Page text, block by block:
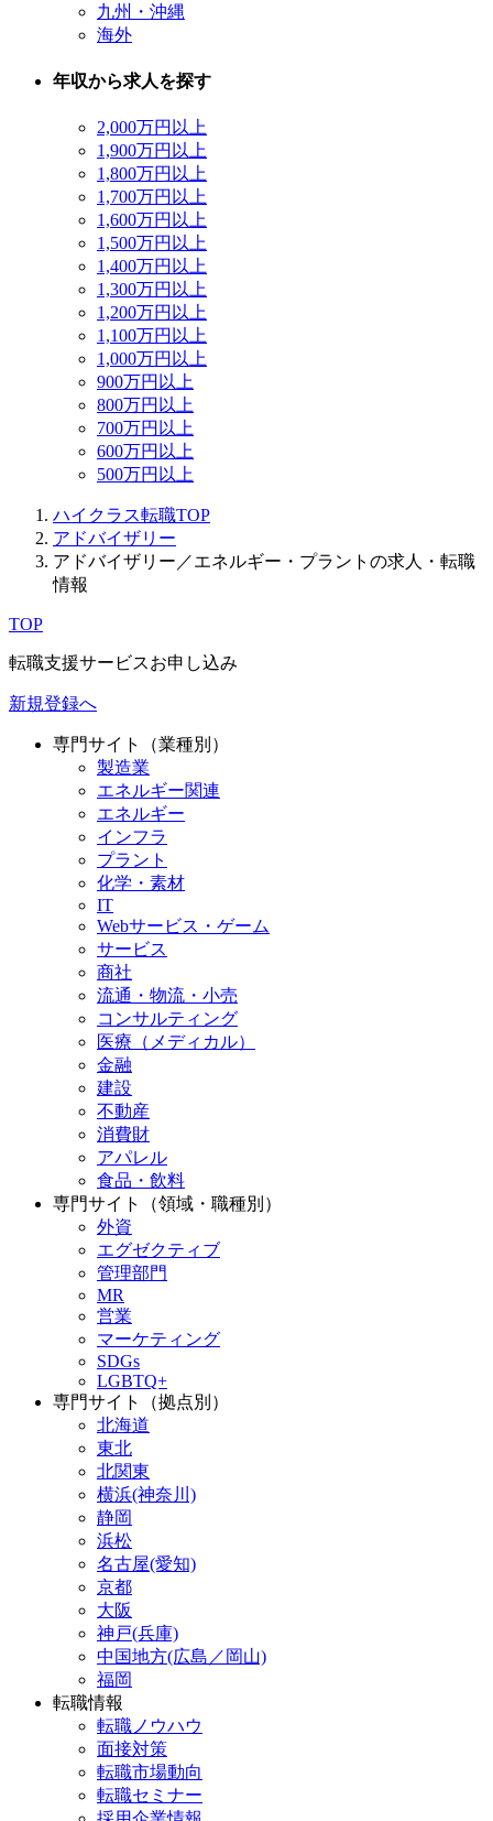
九州・沖縄
海外
年収から求人を探す
2,000万円以上
1,900万円以上
1,800万円以上
1,700万円以上
1,600万円以上
1,500万円以上
1,400万円以上
1,300万円以上
1,200万円以上
1,100万円以上
1,000万円以上
900万円以上
800万円以上
700万円以上
600万円以上
500万円以上
ハイクラス転職TOP
アドバイザリー
アドバイザリー／エネルギー・プラントの求人・転職
情報
TOP
転職支援サービスお申し込み
新規登録へ
専門サイト（業種別）
製造業
エネルギー関連
エネルギー
インフラ
プラント
化学・素材
IT
Webサービス・ゲーム
サービス
商社
流通・物流・小売
コンサルティング
医療（メディカル）
金融
建設
不動産
消費財
アパレル
食品・飲料
専門サイト（領域・職種別）
外資
エグゼクティブ
管理部門
MR
営業
マーケティング
SDGs
LGBTQ+
専門サイト（拠点別）
北海道
東北
北関東
横浜(神奈川)
静岡
浜松
名古屋(愛知)
京都
大阪
神戸(兵庫)
中国地方(広島／岡山)
福岡
転職情報
転職ノウハウ
面接対策
転職市場動向
転職セミナー